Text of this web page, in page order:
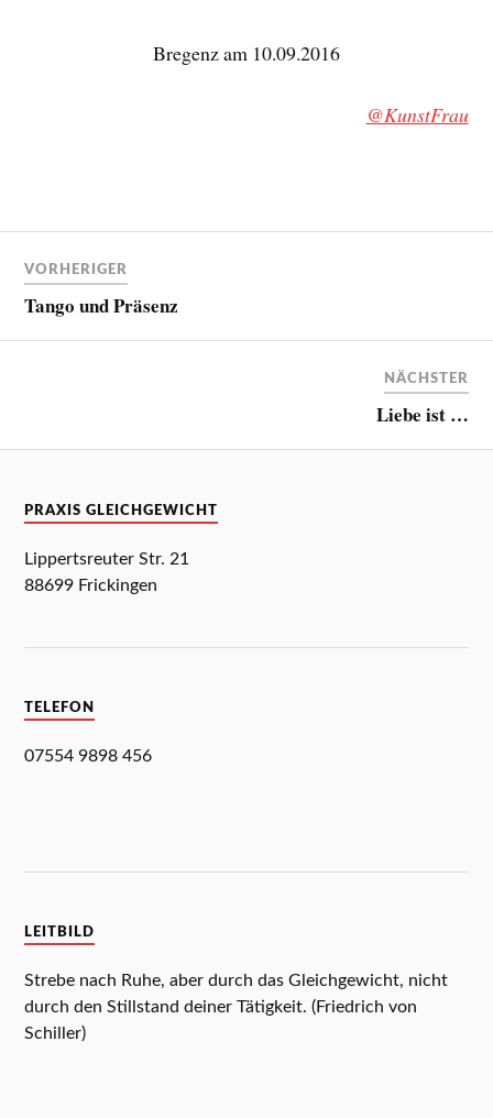
Bregenz am 10.09.2016
@KunstFrau
VORHERIGER
Tango und Präsenz
NÄCHSTER
Liebe ist …
PRAXIS GLEICHGEWICHT
Lippertsreuter Str. 21
88699 Frickingen
TELEFON
07554 9898 456
LEITBILD
Strebe nach Ruhe, aber durch das Gleichgewicht, nicht
durch den Stillstand deiner Tätigkeit. (Friedrich von
Schiller)